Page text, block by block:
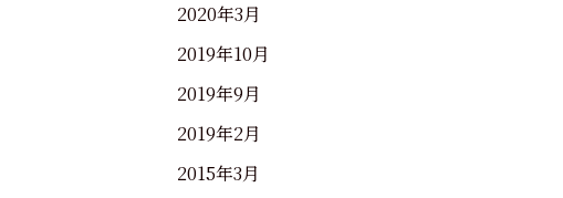
2020年3月
2019年10月
2019年9月
2019年2月
2015年3月